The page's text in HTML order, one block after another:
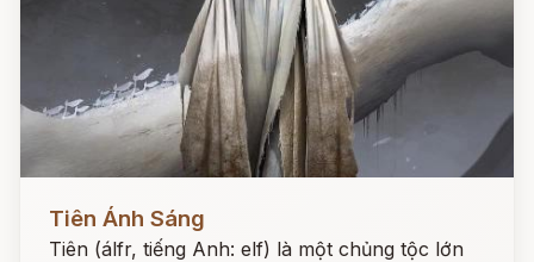
Tiên Ánh Sáng
Tiên (álfr, tiếng Anh: elf) là một chủng tộc lớn